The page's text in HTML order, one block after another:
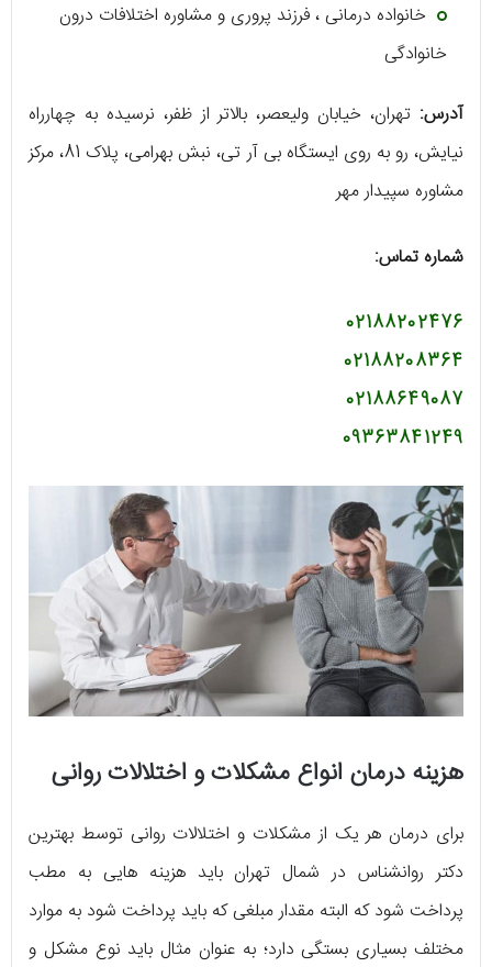
خانواده درمانی ، فرزند پروری و مشاوره اختلافات درون
خانوادگی
آدرس: تهران، خیابان ولیعصر، بالاتر از ظفر، نرسیده به چهارراه
نیایش، رو به روی ایستگاه بی آر تی، نبش بهرامی، پلاک 81، مرکز
مشاوره سپیدار مهر
شماره تماس:
02188202476
02188208364
02188649087
09363841249
هزینه درمان انواع مشکلات و اختلالات روانی
برای درمان هر یک از مشکلات و اختلالات روانی توسط بهترین
دکتر روانشناس در شمال تهران باید هزینه هایی به مطب
پرداخت شود که البته مقدار مبلغی که باید پرداخت شود به موارد
مختلف بسیاری بستگی دارد؛ به عنوان مثال باید نوع مشکل و